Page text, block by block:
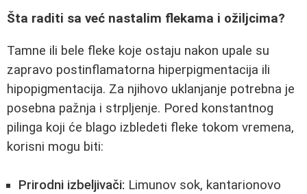
Šta raditi sa već nastalim flekama i ožiljcima?
Tamne ili bele fleke koje ostaju nakon upale su
zapravo postinflamatorna hiperpigmentacija ili
hipopigmentacija. Za njihovo uklanjanje potrebna je
posebna pažnja i strpljenje. Pored konstantnog
pilinga koji će blago izbledeti fleke tokom vremena,
korisni mogu biti:
Prirodni izbeljivači: Limunov sok, kantarionovo